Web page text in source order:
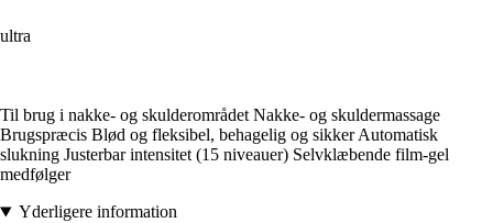
ultra
Til brug i nakke- og skulderområdet Nakke- og skuldermassage
Brugspræcis Blød og fleksibel, behagelig og sikker Automatisk
slukning Justerbar intensitet (15 niveauer) Selvklæbende film-gel
medfølger
Yderligere information